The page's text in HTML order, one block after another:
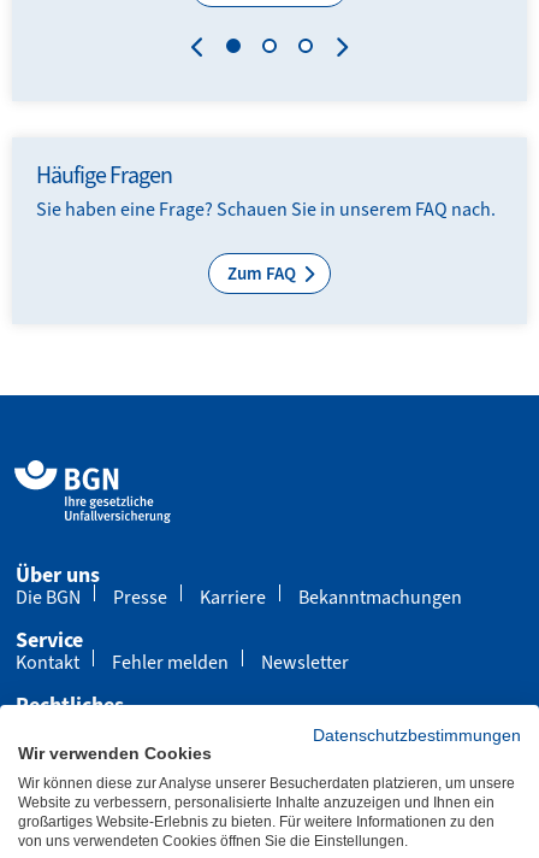
Häufige Fragen
Sie haben eine Frage? Schauen Sie in unserem FAQ nach.
Zum FAQ
Über uns
Die BGN Presse Karriere Bekanntmachungen
Service
Kontakt Fehler melden Newsletter
Rechtliches
Cookies
Barrierefreiheit
Übersicht Leichte Sprache Gebärdensprache
Datenschutzbestimmungen
Wir verwenden Cookies
Wir können diese zur Analyse unserer Besucherdaten platzieren, um unsere
Website zu verbessern, personalisierte Inhalte anzuzeigen und Ihnen ein
großartiges Website-Erlebnis zu bieten. Für weitere Informationen zu den
von uns verwendeten Cookies öffnen Sie die Einstellungen.